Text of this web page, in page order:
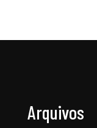
Arquivos